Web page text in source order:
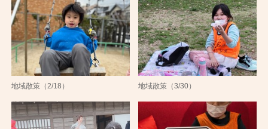
地域散策（2/18） 地域散策（3/30）